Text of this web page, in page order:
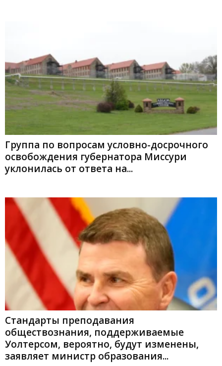
Группа по вопросам условно-досрочного
освобождения губернатора Миссури
уклонилась от ответа на...
Стандарты преподавания
обществознания, поддерживаемые
Уолтерсом, вероятно, будут изменены,
заявляет министр образования...